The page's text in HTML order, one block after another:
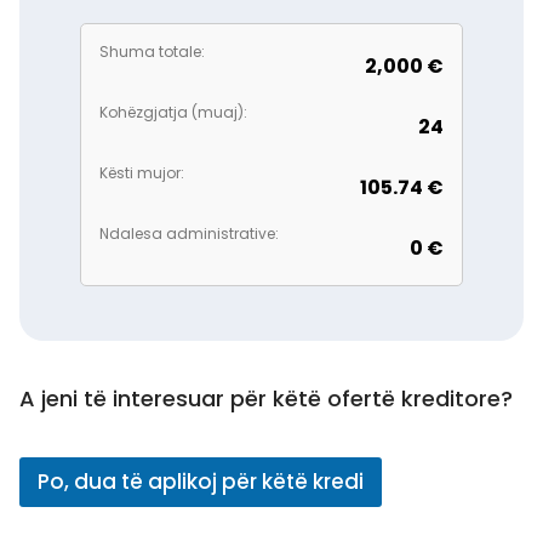
Shuma totale:
2,000 €
Kohëzgjatja (muaj):
24
Kësti mujor:
105.74 €
Ndalesa administrative:
0 €
A jeni të interesuar për këtë ofertë kreditore?
Po, dua të aplikoj për këtë kredi